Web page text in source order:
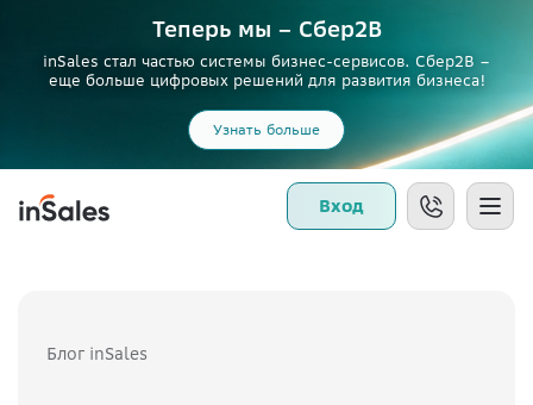
Теперь мы – Сбер2B
inSales стал частью системы бизнес-сервисов. Сбер2В –
еще больше цифровых решений для развития бизнеса!
Узнать больше
Вход
Блог inSales